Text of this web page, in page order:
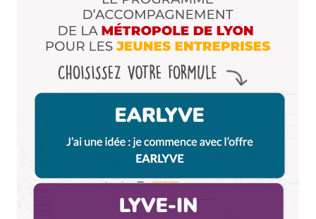
fou en été, plus que pour le contenu des
assiettes.
Répondre
Mais, si ce n »est que pour le cadre… vous
pouvez enlever le Café Gadagne du top 5
et on peut arrêter de jouer les
envisager de ne pas faire brunch sonore
aux Terrasses??????????